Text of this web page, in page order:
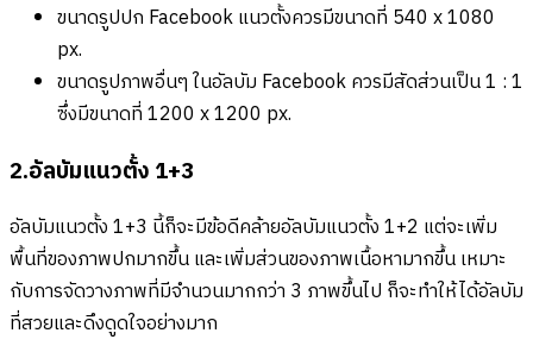
ขนาดรูปปก Facebook แนวตั้งควรมีขนาดที่ 540 x 1080
px.
ขนาดรูปภาพอื่นๆ ในอัลบัม Facebook ควรมีสัดส่วนเป็น 1 : 1
ซึ่งมีขนาดที่ 1200 x 1200 px.
2.อัลบัมแนวตั้ง 1+3
อัลบัมแนวตั้ง 1+3 นี้ก็จะมีข้อดีคล้ายอัลบัมแนวตั้ง 1+2 แต่จะเพิ่ม
พื้นที่ของภาพปกมากขึ้น และเพิ่มส่วนของภาพเนื้อหามากขึ้น เหมาะ
กับการจัดวางภาพที่มีจำนวนมากกว่า 3 ภาพขึ้นไป ก็จะทำให้ได้อัลบัม
ที่สวยและดึงดูดใจอย่างมาก